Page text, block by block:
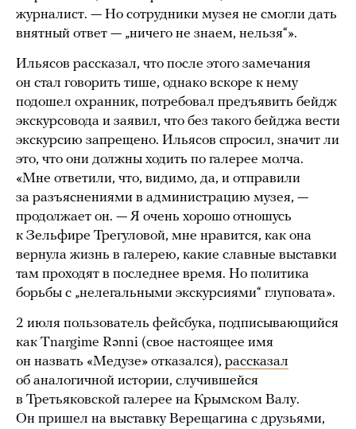
журналист. — Но сотрудники музея не смогли дать
внятный ответ — „ничего не знаем, нельзя“».
Ильясов рассказал, что после этого замечания
он стал говорить тише, однако вскоре к нему
подошел охранник, потребовал предъявить бейдж
экскурсовода и заявил, что без такого бейджа вести
экскурсию запрещено. Ильясов спросил, значит ли
это, что они должны ходить по галерее молча.
«Мне ответили, что, видимо, да, и отправили
за разъяснениями в администрацию музея, —
продолжает он. — Я очень хорошо отношусь
к Зельфире Трегуловой, мне нравится, как она
вернула жизнь в галерею, какие славные выставки
там проходят в последнее время. Но политика
борьбы с „нелегальными экскурсиями“ глуповата».
2 июля пользователь фейсбука, подписывающийся
как Tnargime Rǝnni (свое настоящее имя
он назвать «Медузе» отказался), рассказал
об аналогичной истории, случившейся
в Третьяковской галерее на Крымском Валу.
Он пришел на выставку Верещагина с друзьями,